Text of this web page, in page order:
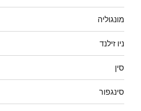
מונגוליה
ניו זילנד
סין
סינגפור